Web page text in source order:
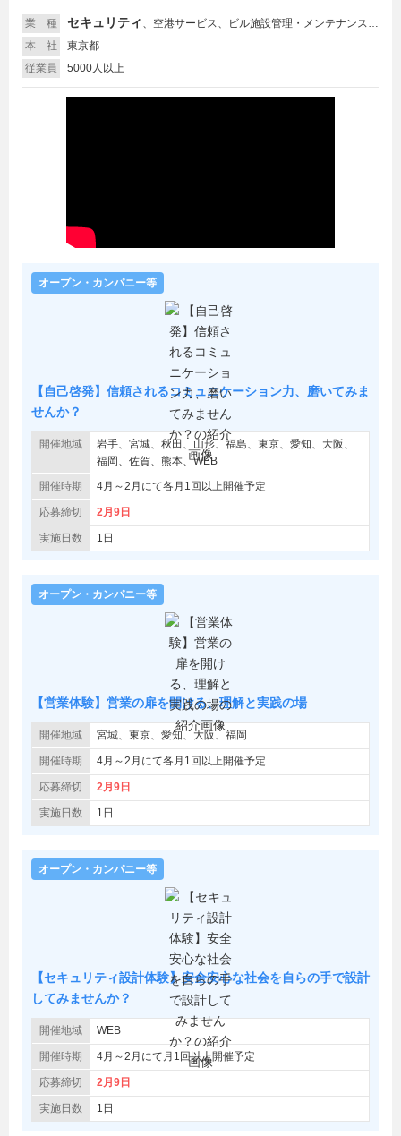
業 種 セキュリティ 、 空港サービス、ビル施設管理・メンテナンス、専門コンサルティング、インターネット関連
本 社
東京都
従業員
5000人以上
オープン・カンパニー等
【自己啓発】信頼されるコミュニケーション力、磨いてみま
せんか？
開催地域
岩手、宮城、秋田、山形、福島、東京、愛知、大阪、
福岡、佐賀、熊本、WEB
開催時期
4月～2月にて各月1回以上開催予定
応募締切 2月9日
実施日数 1日
オープン・カンパニー等
【営業体験】営業の扉を開ける、理解と実践の場
開催地域 宮城、東京、愛知、大阪、福岡
開催時期 4月～2月にて各月1回以上開催予定
応募締切 2月9日
実施日数 1日
オープン・カンパニー等
【セキュリティ設計体験】安全安心な社会を自らの手で設計
してみませんか？
開催地域 WEB
開催時期 4月～2月にて月1回以上開催予定
応募締切 2月9日
実施日数 1日